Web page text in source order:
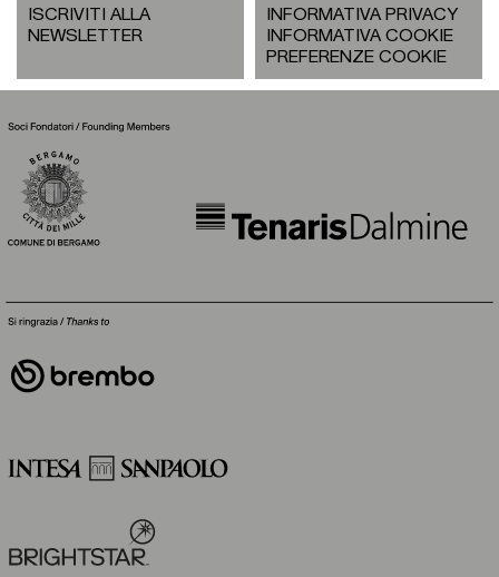
ISCRIVITI ALLA
NEWSLETTER
INFORMATIVA PRIVACY
INFORMATIVA COOKIE
PREFERENZE COOKIE